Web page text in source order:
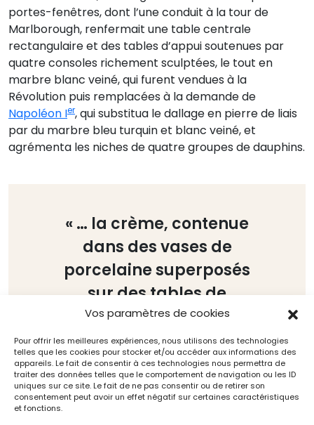
Vos paramètres de cookies
Pour offrir les meilleures expériences, nous utilisons des technologies
telles que les cookies pour stocker et/ou accéder aux informations des
appareils. Le fait de consentir à ces technologies nous permettra de
traiter des données telles que le comportement de navigation ou les ID
uniques sur ce site. Le fait de ne pas consentir ou de retirer son
consentement peut avoir un effet négatif sur certaines caractéristiques
et fonctions.
portes-fenêtres, dont l’une conduit à la tour de
Marlborough, renfermait une table centrale
rectangulaire et des tables d’appui soutenues par
quatre consoles richement sculptées, le tout en
marbre blanc veiné, qui furent vendues à la
Révolution puis remplacées à la demande de
Napoléon Ier, qui substitua le dallage en pierre de liais
par du marbre bleu turquin et blanc veiné, et
agrémenta les niches de quatre groupes de dauphins.
« … la crème, contenue
dans des vases de
porcelaine superposés
sur des tables de
marbre blanc, était
rafraîchie par le
ruisseau qui traversait
la pièce ».